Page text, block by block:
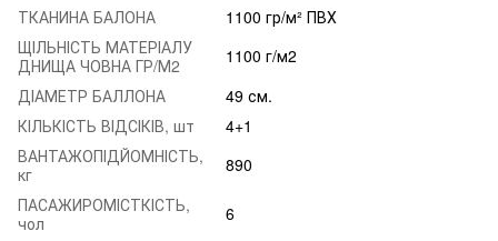
ТКАНИНА БАЛОНА
1100 гр/м² ПВХ
ЩІЛЬНІСТЬ МАТЕРІАЛУ
ДНИЩА ЧОВНА ГР/М2
1100 г/м2
ДІАМЕТР БАЛЛОНА
49 см.
КІЛЬКІСТЬ ВІДСІКІВ, шт
4+1
ВАНТАЖОПІДЙОМНІСТЬ,
кг
890
ПАСАЖИРОМІСТКІСТЬ,
чол
6